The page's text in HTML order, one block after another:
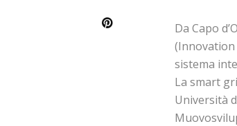
Da Capo
sistema
La smart
Università